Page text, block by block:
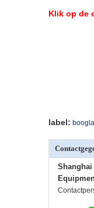
Klik op de
label: